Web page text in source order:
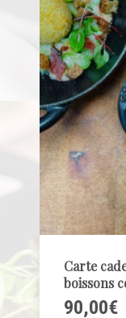
Carte
boissons
90,00€